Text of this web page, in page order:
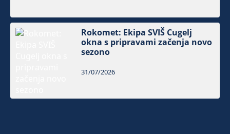
Rokomet: Ekipa SVIŠ Cugelj
okna s pripravami začenja novo
sezono
31/07/2026